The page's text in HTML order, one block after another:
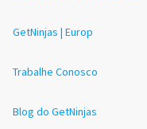
GetNinjas | Europ
Trabalhe Conosco
Blog do GetNinjas